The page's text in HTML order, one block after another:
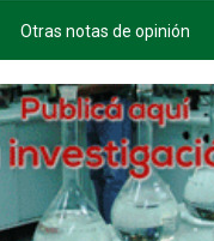
Otras notas de opinión